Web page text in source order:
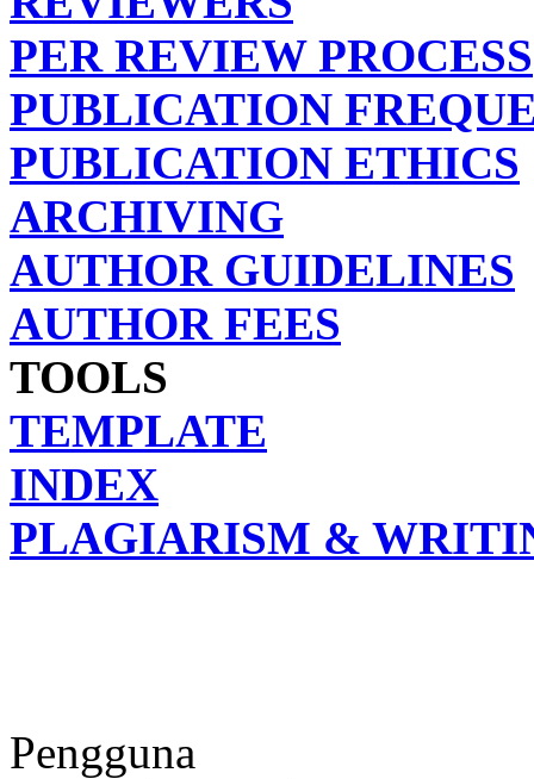
PER REVIEW PROCESS
PUBLICATION
PUBLICATION ETHICS
ARCHIVING
AUTHOR GUIDELINES
AUTHOR FEES
TOOLS
TEMPLATE
INDEX
PLAGIARISM &
Pengguna